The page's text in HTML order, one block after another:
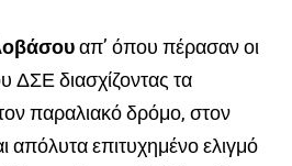
απ’ όπου πέρασαν οι
ΔΣΕ διασχίζοντας τα
παραλιακό δρόμο, στον
απόλυτα επιτυχημένο ελιγμό